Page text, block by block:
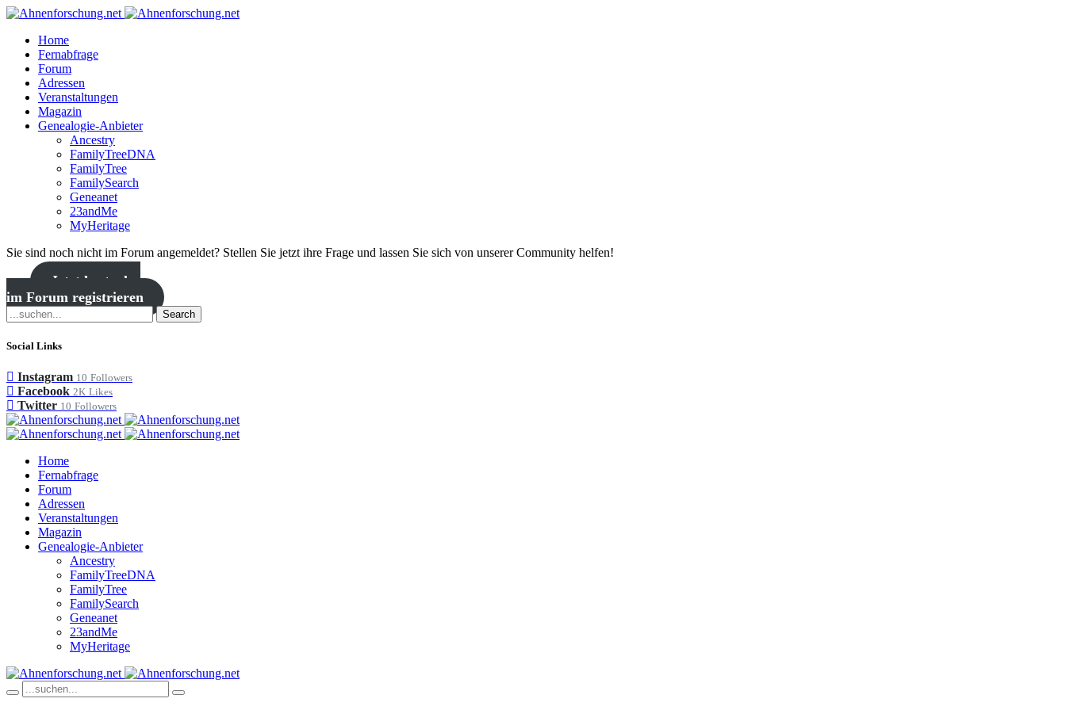
Home
Fernabfrage
Forum
Adressen
Veranstaltungen
Magazin
Genealogie-Anbieter
Ancestry
FamilyTreeDNA
FamilyTree
FamilySearch
Geneanet
23andMe
MyHeritage
Sie sind noch nicht im Forum angemeldet? Stellen Sie jetzt ihre Frage und lassen Sie sich von unserer Community helfen!
Jetzt kostenlos
im Forum registrieren
Search
Social Links
Instagram 10 Followers
Facebook 2K Likes
Twitter 10 Followers
Home
Fernabfrage
Forum
Adressen
Veranstaltungen
Magazin
Genealogie-Anbieter
Ancestry
FamilyTreeDNA
FamilyTree
FamilySearch
Geneanet
23andMe
MyHeritage